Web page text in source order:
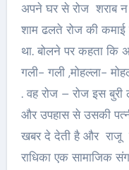
अपने घर से रोज शराब
शाम ढलते रोज की कमाई
था. बोलने पर कहता कि
गली- गली ,मोहल्ला-
. वह रोज – रोज इस
और उपहास से उसकी
खबर दे देती है और राजू
राधिका एक